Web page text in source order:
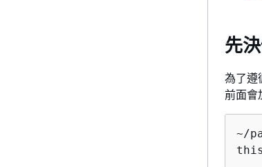
先
為了遵
前面會
~/